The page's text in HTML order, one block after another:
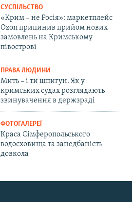
СУСПІЛЬСТВО
«Крим – не Росія»: маркетплейс
Ozon припинив прийом нових
замовлень на Кримському
півострові
ПРАВА ЛЮДИНИ
Мить – і ти шпигун. Як у
кримських судах розглядають
звинувачення в держзраді
ФОТОГАЛЕРЕЇ
Краса Сімферопольського
водосховища та занедбаність
довкола